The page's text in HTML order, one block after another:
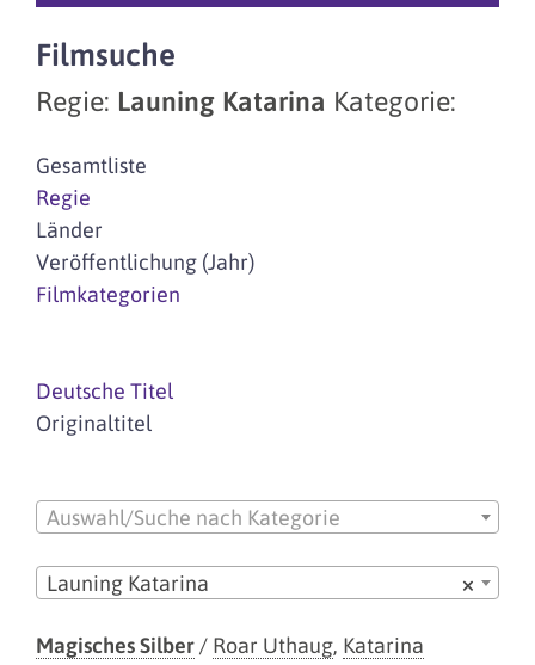
Filmsuche
Regie: Launing Katarina Kategorie:
Gesamtliste
Regie
Länder
Veröffentlichung (Jahr)
Filmkategorien
Deutsche Titel
Originaltitel
Auswahl/Suche nach Kategorie
×
Launing Katarina
Magisches Silber/ Roar Uthaug, Katarina